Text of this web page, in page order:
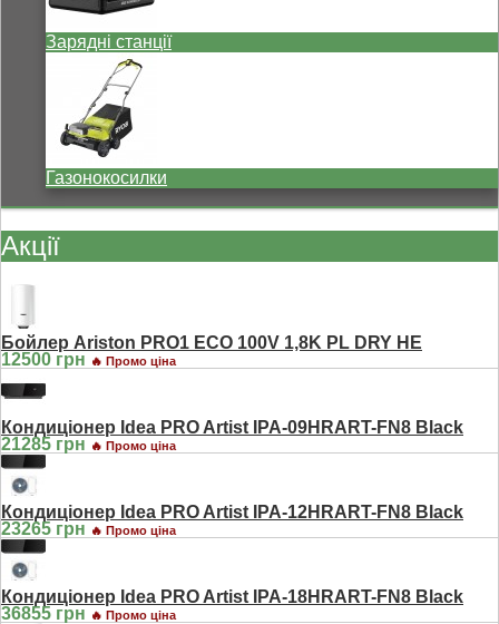
Зарядні станції
Газонокосилки
Акції
Бойлер Ariston PRO1 ECO 100V 1,8K PL DRY HE
12500 грн 🔥 Промо ціна
Кондиціонер Idea PRO Artist IPA-09HRART-FN8 Black
21285 грн 🔥 Промо ціна
Кондиціонер Idea PRO Artist IPA-12HRART-FN8 Black
23265 грн 🔥 Промо ціна
Кондиціонер Idea PRO Artist IPA-18HRART-FN8 Black
36855 грн 🔥 Промо ціна